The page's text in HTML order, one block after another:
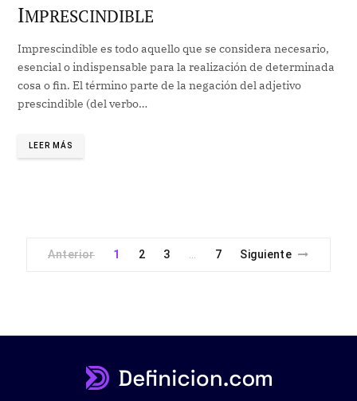
IMPRESCINDIBLE
Imprescindible es todo aquello que se considera necesario,
esencial o indispensable para la realización de determinada
cosa o fin. El término parte de la negación del adjetivo
prescindible (del verbo…
LEER MÁS
Anterior 1 2 3 7 Siguiente